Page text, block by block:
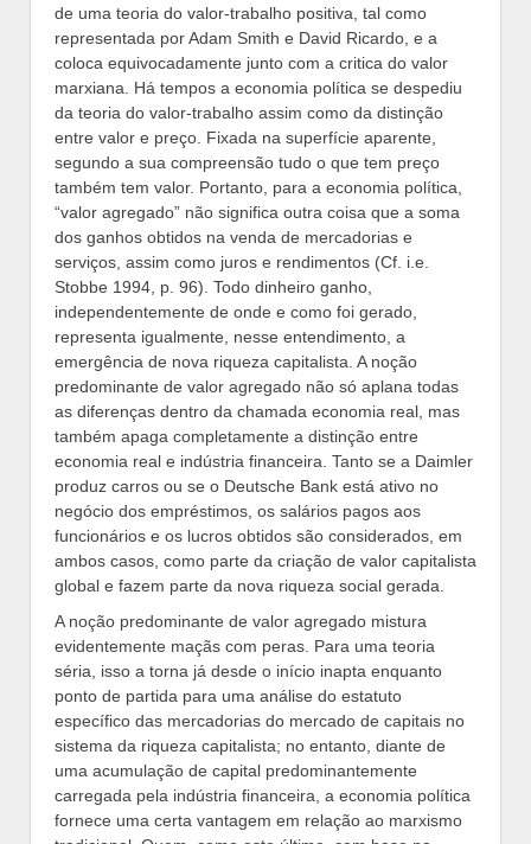
de uma teoria do valor-trabalho positiva, tal como
representada por Adam Smith e David Ricardo, e a
coloca equivocadamente junto com a critica do valor
marxiana. Há tempos a economia política se despediu
da teoria do valor-trabalho assim como da distinção
entre valor e preço. Fixada na superfície aparente,
segundo a sua compreensão tudo o que tem preço
também tem valor. Portanto, para a economia política,
“valor agregado” não significa outra coisa que a soma
dos ganhos obtidos na venda de mercadorias e
serviços, assim como juros e rendimentos (Cf. i.e.
Stobbe 1994, p. 96). Todo dinheiro ganho,
independentemente de onde e como foi gerado,
representa igualmente, nesse entendimento, a
emergência de nova riqueza capitalista. A noção
predominante de valor agregado não só aplana todas
as diferenças dentro da chamada economia real, mas
também apaga completamente a distinção entre
economia real e indústria financeira. Tanto se a Daimler
produz carros ou se o Deutsche Bank está ativo no
negócio dos empréstimos, os salários pagos aos
funcionários e os lucros obtidos são considerados, em
ambos casos, como parte da criação de valor capitalista
global e fazem parte da nova riqueza social gerada.
A noção predominante de valor agregado mistura
evidentemente maçãs com peras. Para uma teoria
séria, isso a torna já desde o início inapta enquanto
ponto de partida para uma análise do estatuto
específico das mercadorias do mercado de capitais no
sistema da riqueza capitalista; no entanto, diante de
uma acumulação de capital predominantemente
carregada pela indústria financeira, a economia política
fornece uma certa vantagem em relação ao marxismo